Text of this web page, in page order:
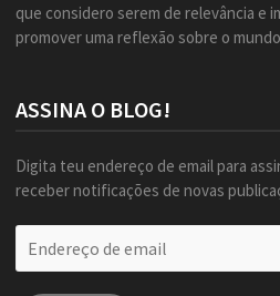
que considero serem de relevância e
promover uma reflexão sobre o
ASSINA O BLOG!
Digita teu endereço de email para
receber notificações de novas
de